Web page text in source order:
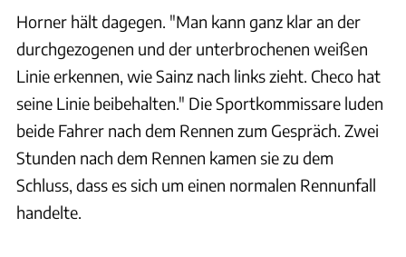
Horner hält dagegen. "Man kann ganz klar an der
durchgezogenen und der unterbrochenen weißen
Linie erkennen, wie Sainz nach links zieht. Checo hat
seine Linie beibehalten." Die Sportkommissare luden
beide Fahrer nach dem Rennen zum Gespräch. Zwei
Stunden nach dem Rennen kamen sie zu dem
Schluss, dass es sich um einen normalen Rennunfall
handelte.